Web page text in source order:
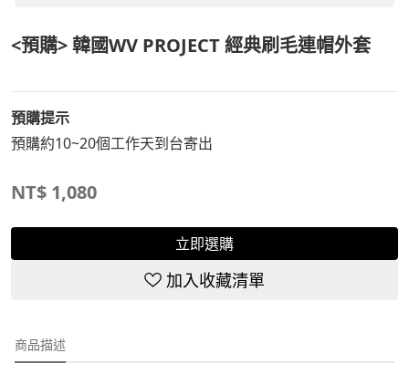
<預購> 韓國WV PROJECT 經典刷毛連帽外套
預購提示
預購約10~20個工作天到台寄出
NT$ 1,080
立即選購
加入收藏清單
商品描述